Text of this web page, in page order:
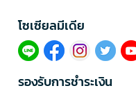
โซเซียลมีเดีย​
รองรับการชำระเงิน